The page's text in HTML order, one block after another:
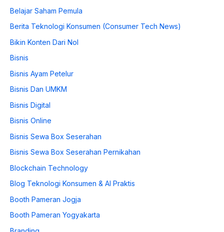
Belajar Saham Pemula
Berita Teknologi Konsumen (Consumer Tech News)
Bikin Konten Dari Nol
Bisnis
Bisnis Ayam Petelur
Bisnis Dan UMKM
Bisnis Digital
Bisnis Online
Bisnis Sewa Box Seserahan
Bisnis Sewa Box Seserahan Pernikahan
Blockchain Technology
Blog Teknologi Konsumen & AI Praktis
Booth Pameran Jogja
Booth Pameran Yogyakarta